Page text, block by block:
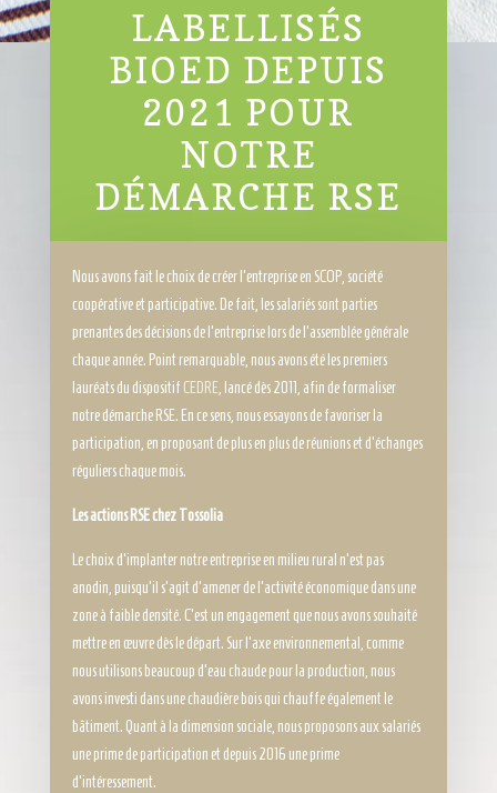
LABELLISÉS
BIOED DEPUIS
2021 POUR
NOTRE
DÉMARCHE RSE
Nous avons fait le choix de créer l’entreprise en SCOP, société
coopérative et participative. De fait, les salariés sont parties
prenantes des décisions de l’entreprise lors de l’assemblée générale
chaque année. Point remarquable, nous avons été les premiers
lauréats du dispositif CEDRE, lancé dès 2011, afin de formaliser
notre démarche RSE. En ce sens, nous essayons de favoriser la
participation, en proposant de plus en plus de réunions et d’échanges
réguliers chaque mois.
Les actions RSE chezTossolia
Le choix d’implanter notre entreprise en milieu rural n’est pas
anodin, puisqu’il s’agit d’amener de l’activité économique dans une
zone à faible densité. C’est un engagement que nous avons souhaité
mettre en œuvre dès le départ. Sur l’axe environnemental, comme
nous utilisons beaucoup d’eau chaude pour la production, nous
avons investi dans une chaudière bois qui chauffe également le
bâtiment. Quant à la dimension sociale, nous proposons aux salariés
une prime de participation et depuis 2016 une prime
d’intéressement.